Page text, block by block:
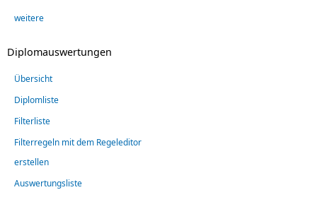
weitere
Diplomauswertungen
Übersicht
Diplomliste
Filterliste
Filterregeln mit dem Regeleditor
erstellen
Auswertungsliste